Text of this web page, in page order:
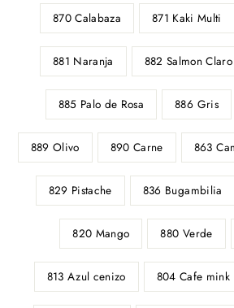
870 Calabaza 871 Kaki Multi
881 Naranja 882 Salmon Claro
885 Palo de Rosa 886 Gris
889 Olivo 890 Carne 863
829 Pistache 836 Bugambilia
820 Mango 880 Verde
813 Azul cenizo 804 Cafe mink